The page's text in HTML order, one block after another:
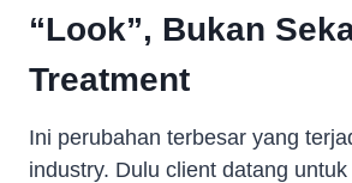
“Look”, Bukan
Treatment
Ini perubahan terbesar yang
industry. Dulu client datang